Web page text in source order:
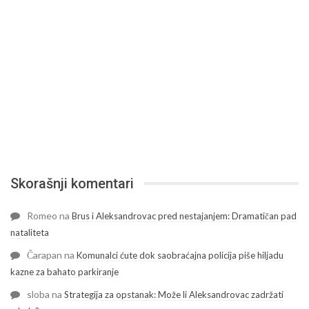
Skorašnji komentari
Romeo na Brus i Aleksandrovac pred nestajanjem: Dramatičan pad
nataliteta
Čarapan na Komunalci ćute dok saobraćajna policija piše hiljadu
kazne za bahato parkiranje
sloba na Strategija za opstanak: Može li Aleksandrovac zadržati